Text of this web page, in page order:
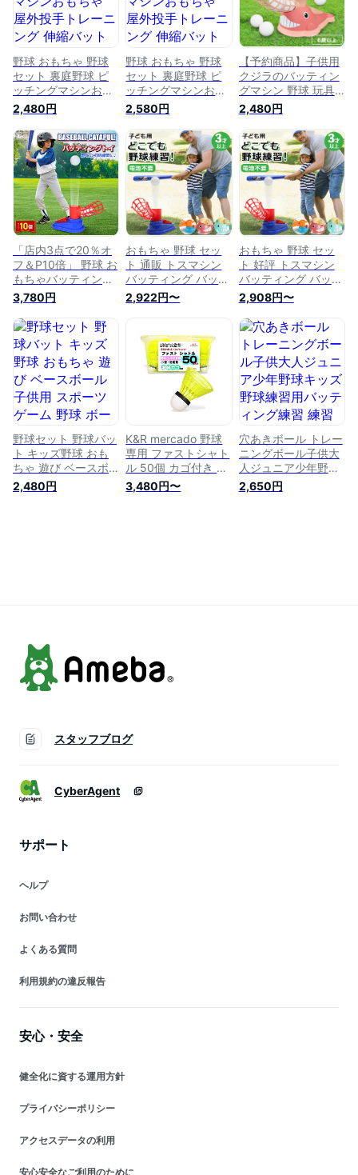
ベースボール 室内室
外 子供 ベースボー
ル 誕生日 クリスマ
ス プレゼント
内室外 キッズ用 ベ
ースボール 3歳以上
誕生日
野球 おもちゃ 野球
セット 裏庭野球 ピ
ッチングマシンおも
ちゃ 屋外投手トレー
ニング 伸縮バット
野球練習 電池不要
スポーツセット 野球
バット キッズ野球
おもちゃ ベースボー
ル スポーツゲーム
室内室外 キッズ用
ベースボール 6歳以
上 誕生日 プレゼン
ト
2,480円
野球 おもちゃ 野球
セット 裏庭野球 ピ
ッチングマシンおも
ちゃ 屋外投手トレー
ニング 伸縮バット
野球練習 電池不要
スポーツセット 野球
バット キッズ野球
おもちゃ ベースボー
ル スポーツゲーム
室内室外 キッズ用
ベースボール 6歳以
上 誕生日 プレゼン
ト
2,580円
【予約商品】子供用
クジラのバッティン
グマシン 野球 玩具
バッティング スイン
グ 練習 スウィング
野球ボールマシン 自
動ランチャー 野球ボ
ール 子供用野球練習
トレーニング 野球練
習 ベースボール ス
ポーツゲーム 屋内
屋外 室内 室外 遊び
2,480円
「店内3点で20％オ
フ＆P10倍」 野球 お
もちゃバッティング
練習 野球 ベースボ
ール 子供 スポーツ
スポーツゲーム トレ
ーニング野球 室外
お祝い 誕生日 ギフ
ト プレゼント 送料
無料
3,780円
おもちゃ 野球 セッ
ト 通販 トスマシン
バッティング バッテ
ィングマシン トレー
ニング 練習 ボール
キッズ 子供 野球セ
ット 練習セット 野
球バット 室内 室外
キッズ野球 バット
簡単操作 スポーツト
イ オモチャ 子供用
2,922円〜
おもちゃ 野球 セッ
ト 好評 トスマシン
バッティング バッテ
ィングマシン トレー
ニング 練習 ボール
付き ベースボール
キッズ 子供 野球セ
ット 練習セット 野
球バット 室内 室外
キッズ野球 バット
簡単操作 スポーツト
イ オモチャ 子供用
キッズ用
2,908円〜
野球セット 野球バッ
ト キッズ野球 おも
ちゃ 遊び ベースボ
ール 子供用 スポー
ツゲーム 野球 ボー
2,480円
K&R mercado 野球
専用 ファストシャト
ル 50個 カゴ付き バ
ッティング練習 野球
シャトル バッティン
3,480円〜
穴あきボール トレー
ニングボール子供大
人ジュニア少年野球
キッズ野球練習用バ
ッティング練習 練習
2,650円
スタッフブログ
CyberAgent
サポート
ヘルプ
お問い合わせ
よくある質問
利用規約の違反報告
安心・安全
健全化に資する運用方針
プライバシーポリシー
アクセスデータの利用
安心安全なご利用のために